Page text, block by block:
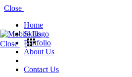
Close
Home
Skills
Portfolio
About Us
Contact Us
Close